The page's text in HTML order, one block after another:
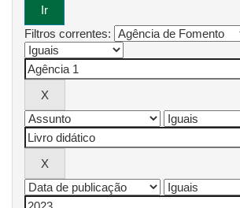
Filtros correntes: